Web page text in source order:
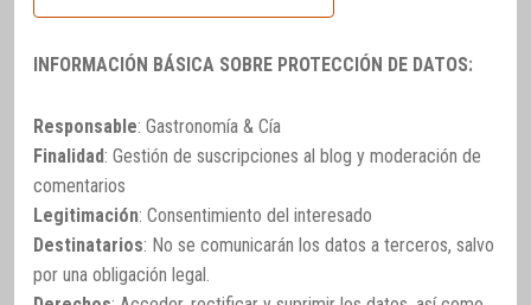
INFORMACIÓN BÁSICA SOBRE PROTECCIÓN DE DATOS:
Responsable: Gastronomía & Cía
Finalidad: Gestión de suscripciones al blog y moderación de
comentarios
Legitimación: Consentimiento del interesado
Destinatarios: No se comunicarán los datos a terceros, salvo
por una obligación legal.